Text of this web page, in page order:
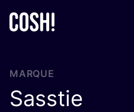
MARQUE
Sasstie